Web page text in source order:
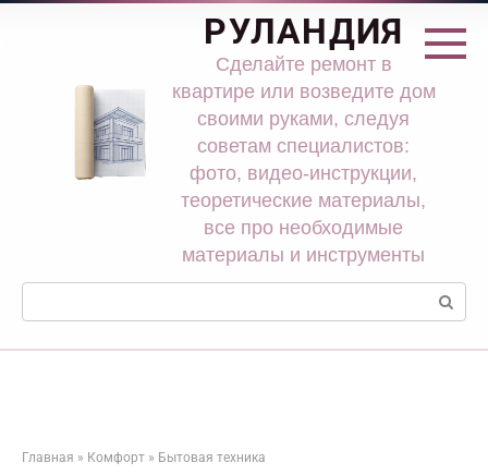
Перейти
РУЛАНДИЯ
Сделайте ремонт в
квартире или возведите дом
своими руками, следуя
советам специалистов:
фото, видео-инструкции,
теоретические материалы,
все про необходимые
материалы и инструменты
Поиск:
Главная » Комфорт » Бытовая техника